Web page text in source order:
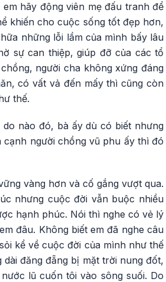
hãy động viên mẹ đấu tranh để
khiến cho cuộc sống tốt đẹp hơn,
những lỗi lầm của mình bấy lâu
sự can thiệp, giúp đỡ của các tổ
người cha không xứng đáng
có vất vả đến mấy thì cũng còn
thế.
nào đó, bà ấy dù có biết nhưng
người chồng vũ phu ấy thì đó
vàng hơn và cố gắng vượt qua.
nhưng cuộc đời vẫn buộc nhiều
hạnh phúc. Nói thì nghe có vẻ lý
đâu. Không biết em đã nghe câu
kể về cuộc đời của mình như thế
đăng đẵng bị mặt trời nung đốt,
lũ cuốn tôi vào sông suối. Do